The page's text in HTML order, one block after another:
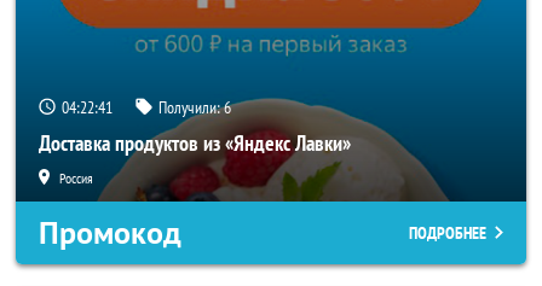
04:22:40 Получили:6
Доставка продуктов из «Яндекс Лавки»
Россия
Промокод ПОДРОБНЕЕ